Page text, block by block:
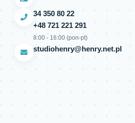
34 350 80 22
+48 721 221 291
8:00 - 16:00 (pon-pt)
studiohenry@henry.net.pl